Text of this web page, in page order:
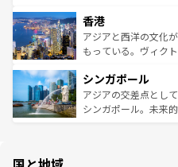
とつ。フォーやバイ
ひ現地で味わいたい
が旅行者を迎えてく
参照してほしい。
の活気が交差してい
帯で自然と触れ合い
いビーチでリゾート
激する。気候は一年
が待っている。親し
た文化、そして多様
香港
アジアと西洋の文化
もっている。ヴィク
み、どこを訪れても
ており、効率よく見
うな絶景から文化的
シンガポール
アジアの交差点とし
シンガポール。未来